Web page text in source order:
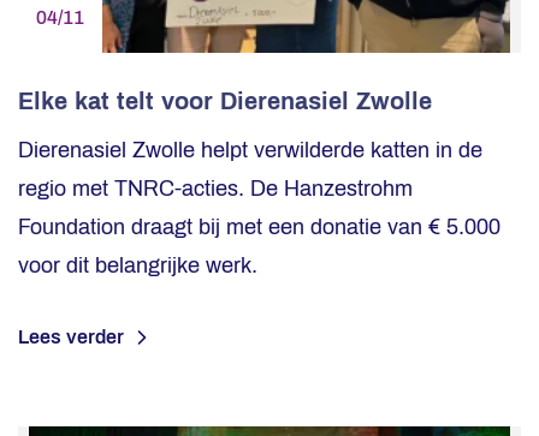
04/11
Elke kat telt voor Dierenasiel Zwolle
Dierenasiel Zwolle helpt verwilderde katten in de
regio met TNRC-acties. De Hanzestrohm
Foundation draagt bij met een donatie van € 5.000
voor dit belangrijke werk.
Lees verder